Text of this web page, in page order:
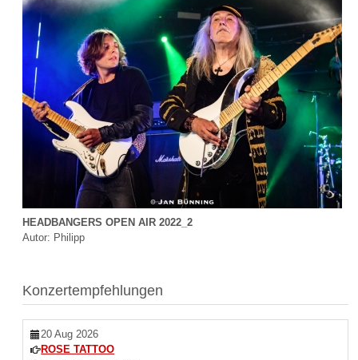
HEADBANGERS OPEN AIR 2022_2
Autor: Philipp
Konzertempfehlungen
20 Aug 2026
ROSE TATTOO